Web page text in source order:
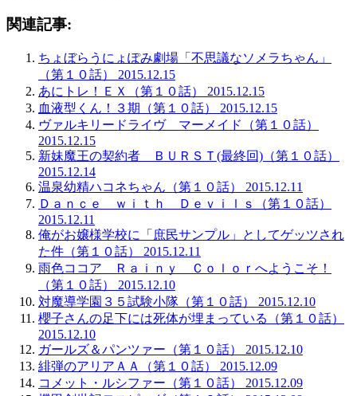
関連記事:
ちょぼらうにょぽみ劇場「不思議なソメラちゃん」
（第１０話） 2015.12.15
あにトレ！ＥＸ（第１０話） 2015.12.15
血液型くん！３期（第１０話） 2015.12.15
ヴァルキリードライヴ マーメイド（第１０話）
2015.12.15
新妹魔王の契約者 ＢＵＲＳＴ(最終回)（第１０話）
2015.12.14
温泉幼精ハコネちゃん（第１０話） 2015.12.11
Ｄａｎｃｅ ｗｉｔｈ Ｄｅｖｉｌｓ（第１０話）
2015.12.11
俺がお嬢様学校に「庶民サンプル」としてゲッツされ
た件（第１０話） 2015.12.11
雨色ココア Ｒａｉｎｙ Ｃｏｌｏｒへようこそ！
（第１０話） 2015.12.10
対魔導学園３５試験小隊（第１０話） 2015.12.10
櫻子さんの足下には死体が埋まっている（第１０話）
2015.12.10
ガールズ＆パンツァー（第１０話） 2015.12.10
緋弾のアリアＡＡ（第１０話） 2015.12.09
コメット・ルシファー（第１０話） 2015.12.09